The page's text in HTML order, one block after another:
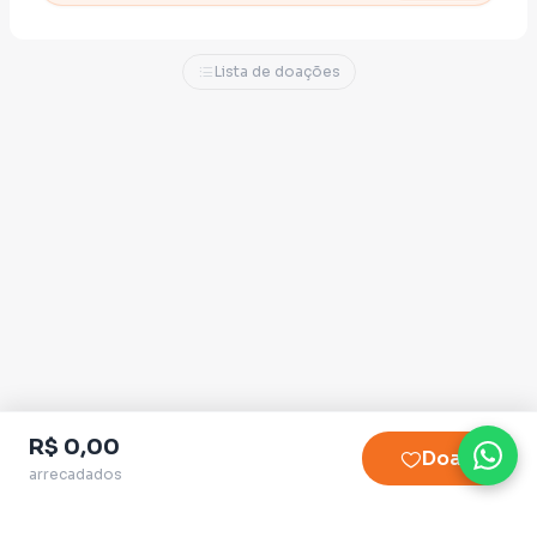
Lista de doações
R$ 0,00
arrecadados
Doar